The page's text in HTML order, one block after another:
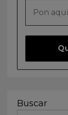
Buscar